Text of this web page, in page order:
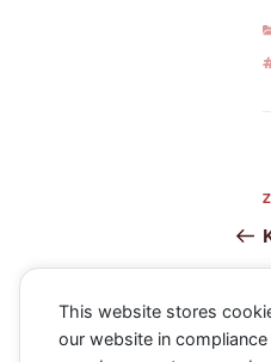
This website stores
our website in